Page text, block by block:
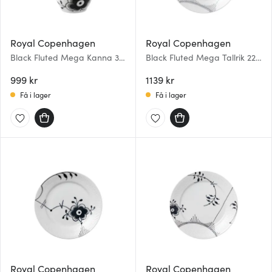
Royal Copenhagen
Black Fluted Mega Kanna 38
999 kr
Få i lager
Royal Copenhagen
Black Fluted Mega Tallrik 22
1139 kr
Få i lager
Royal Copenhagen Royal Copenhagen